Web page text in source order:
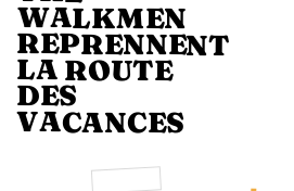
WALKMEN
REPRENNENT
LA ROUTE
DES
VACANCES